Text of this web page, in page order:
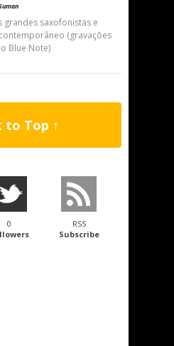
grandes saxofonistas e
(gravações
Blue Note)
to Top ↑
0
RSS
Subscribe